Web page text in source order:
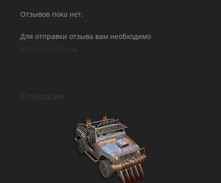
Отзывов пока нет.
Для отправки отзыва вам необходимо
.